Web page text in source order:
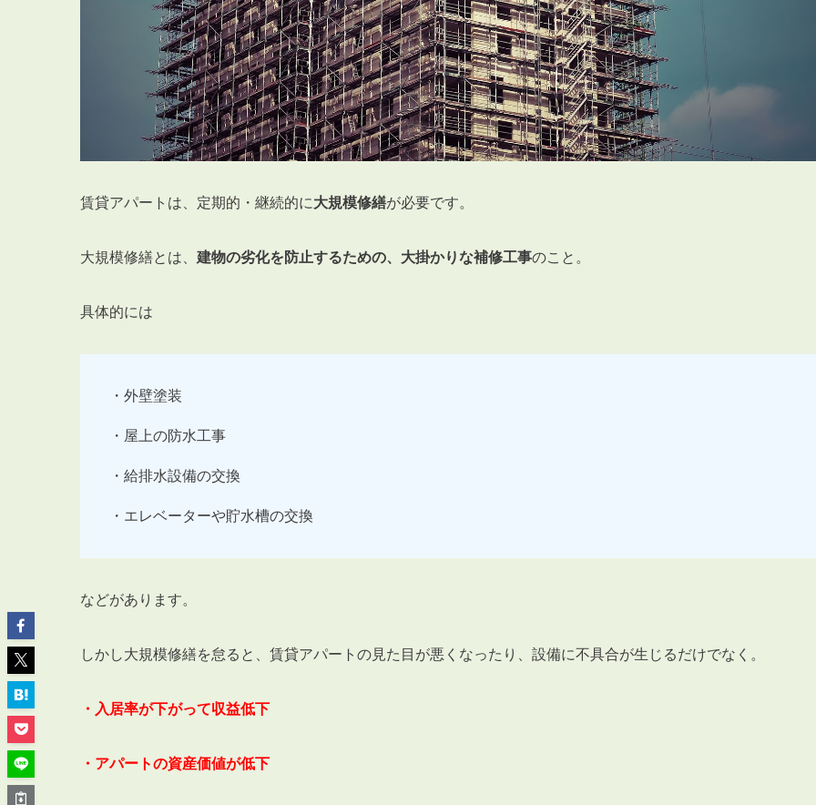
ABOUT私たちについて
会社概要
グループ会社紹介
管理オーナー様ご紹介制度
賃貸管理を依頼したい方
賃貸アパートは、定期的・継続的に大規模修繕が必要です。
大規模修繕とは、 建物の劣化を防止するための、大掛かりな補修工事のこと。
具体的には
・外壁塗装
・屋上の防水工事
・給排水設備の交換
・エレベーターや貯水槽の交換
などがあります。
しかし大規模修繕を怠ると、賃貸アパートの見た目が悪くなったり、設備に不具合が生じるだけでなく。
・入居率が下がって収益低下
・アパートの資産価値が低下